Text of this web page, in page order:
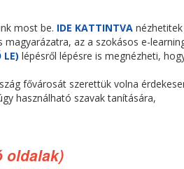
most be. IDE KATTINTVA nézhetitek
magyarázatra, az a szokásos e-
LE) lépésről lépésre is megnézheti,
fővárosát szerettük volna
használható szavak tanítására,
oldalak)